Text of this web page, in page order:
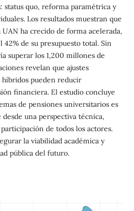
status quo, reforma paramétrica y
Los resultados muestran que
ha crecido de forma acelerada,
de su presupuesto total. Sin
superar los 1,200 millones de
revelan que ajustes
híbridos pueden reducir
financiera. El estudio concluye
de pensiones universitarios es
una perspectiva técnica,
de todos los actores.
la viabilidad académica y
pública del futuro.